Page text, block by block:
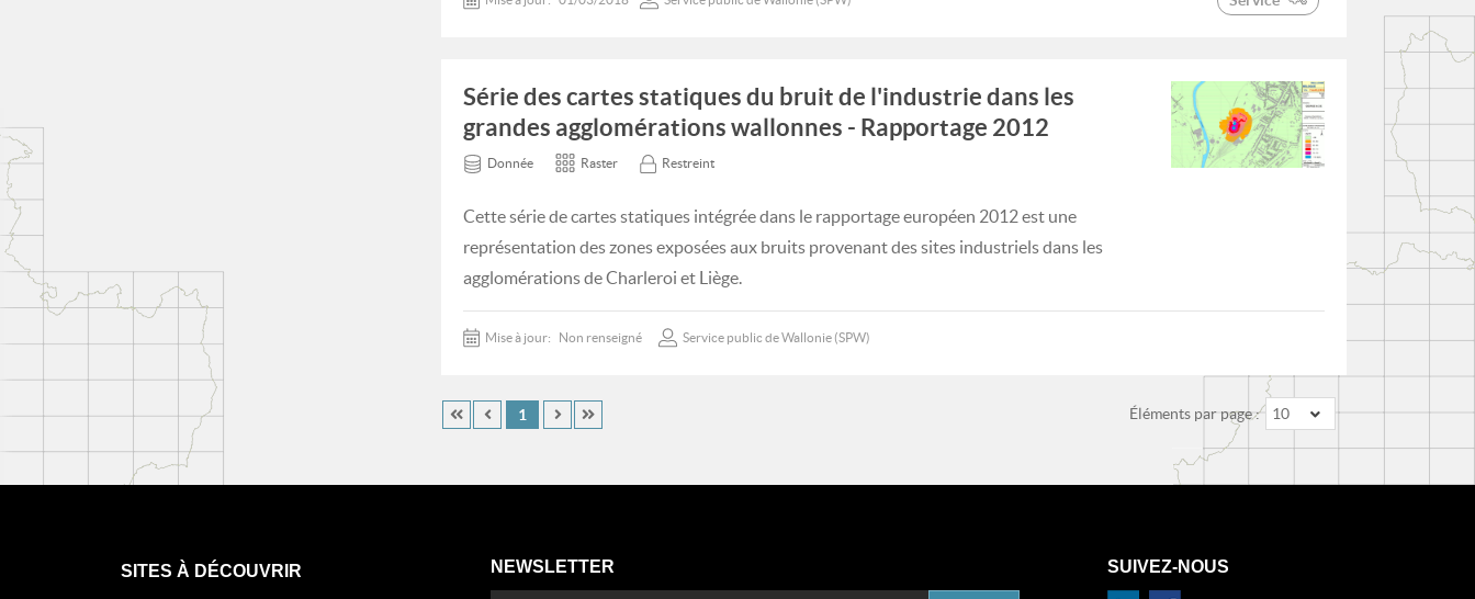
Série des cartes statiques du bruit de l'industrie dans les
grandes agglomérations wallonnes - Rapportage 2012
Donnée Raster Restreint
Cette série de cartes statiques intégrée dans le rapportage européen 2012 est une
représentation des zones exposées aux bruits provenant des sites industriels dans les
agglomérations de Charleroi et Liège.
Mise à jour: Non renseigné Service public de Wallonie (SPW)
Éléments par page : 10
1
SITES À DÉCOUVRIR NEWSLETTER SUIVEZ-NOUS